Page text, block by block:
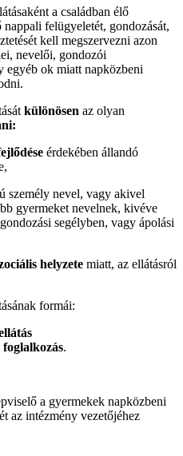
a családban élő
felügyeletét, gondozását,
kell megszervezni azon
nevelői, gondozói
egyéb ok miatt napközbeni
különösen az olyan
érdekében állandó
személy nevel, vagy akivel
gyermeket nevelnek, kivéve
segélyben, vagy ápolási
helyzete miatt, az ellátásról
formái:
.
a gyermekek napközbeni
az intézmény vezetőjéhez